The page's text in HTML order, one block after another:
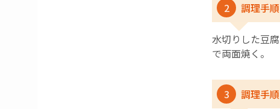
2 調理手順
水切りした豆
で両面焼く。
3 調理手順